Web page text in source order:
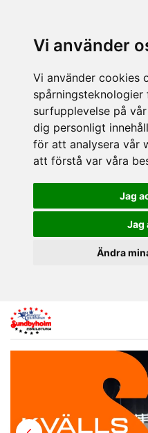
Vi använder
Vi använder cookies
surfupplevelse på
dig personligt
för att analysera vår
att förstå var våra
Jag
Jag
Ändra